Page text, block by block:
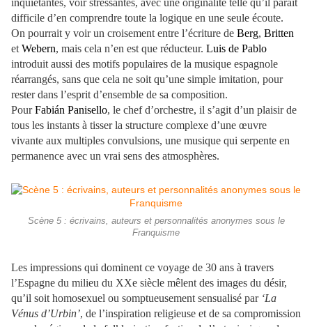
inquiétantes, voir stressantes, avec une originalité telle qu’il paraît
difficile d’en comprendre toute la logique en une seule écoute.
On pourrait y voir un croisement entre l’écriture de Berg, Britten
et Webern, mais cela n’en est que réducteur. Luis de Pablo
introduit aussi des motifs populaires de la musique espagnole
réarrangés, sans que cela ne soit qu’une simple imitation, pour
rester dans l’esprit d’ensemble de sa composition.
PourFabián Panisello, le chef d’orchestre, il s’agit d’un plaisir de
tous les instants à tisser la structure complexe d’une œuvre
vivante aux multiples convulsions, une musique qui serpente en
permanence avec un vrai sens des atmosphères.
Scène 5 : écrivains, auteurs et personnalités anonymes sous le
Franquisme
Les impressions qui dominent ce voyage de 30 ans à travers
l’Espagne du milieu du XXe siècle mêlent des images du désir,
qu’il soit homosexuel ou somptueusement sensualisé par ‘La
Vénus d’Urbin’, de l’inspiration religieuse et de sa compromission